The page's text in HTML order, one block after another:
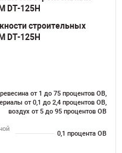
строительных
DT-125H
от 1 до 75 процентов ОВ,
от 0,1 до 2,4 процентов ОВ,
воздух от 5 до 95 процентов ОВ
0,1 процента ОВ